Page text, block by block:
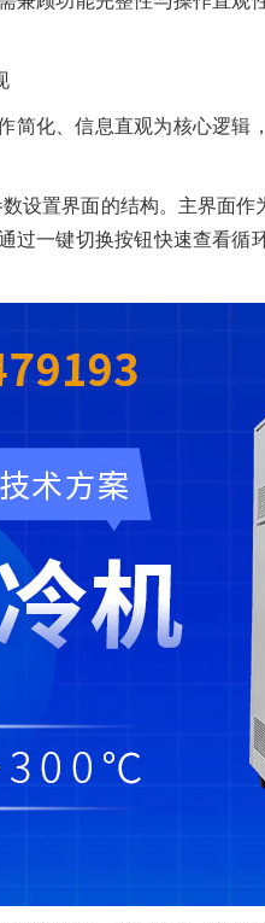
简化、信息直观为核心逻辑
设置界面的结构。主界面
过一键切换按钮快速查看循